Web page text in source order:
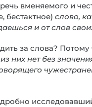
вменяемого и
бестактное) слово,
и от слов
за слова? Потому
них нет без